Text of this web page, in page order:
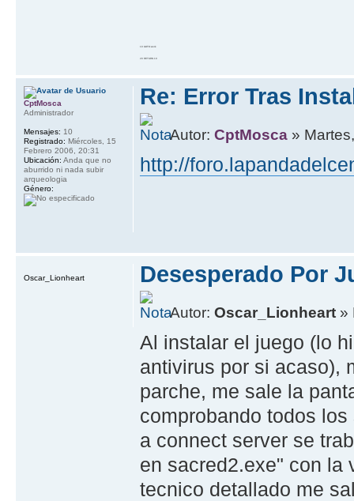
10 GOTO work
20 RETURN 10
Re: Error Tras
Autor:CptMosca »
http://
CptMosca
Administrador
Mensajes: 10
Registrado: Miércoles, 15
Febrero 2006, 20:31
Ubicación: Anda que no
aburrido ni nada subir
arqueologia
Género:
Desesperado Por
Autor:Oscar_Lionheart »
Al instalar el juego (lo
antivirus por si acaso),
parche, me sale la
comprobando todos
a connect server se
en sacred2.exe" con la
tecnico detallado me
Oscar_Lionheart